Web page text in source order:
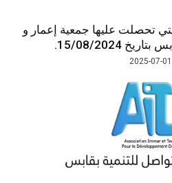
التي تحصلت عليها جمعية إعمار و
15/08/2024.